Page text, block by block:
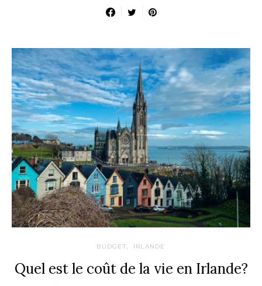
BUDGET IRLANDE
Quel est le coût de la vie en Irlande?